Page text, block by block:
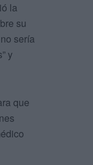
la
su
sería
y
que